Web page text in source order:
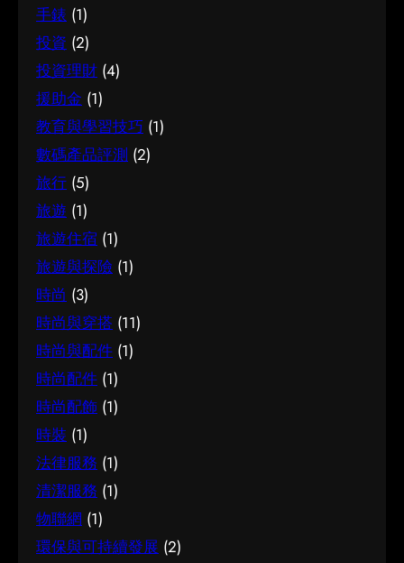
手錶 (1)
投資 (2)
投資理財 (4)
援助金 (1)
教育與學習技巧 (1)
數碼產品評測 (2)
旅行 (5)
旅遊 (1)
旅遊住宿 (1)
旅遊與探險 (1)
時尚 (3)
時尚與穿搭 (11)
時尚與配件 (1)
時尚配件 (1)
時尚配飾 (1)
時裝 (1)
法律服務 (1)
清潔服務 (1)
物聯網 (1)
環保與可持續發展 (2)